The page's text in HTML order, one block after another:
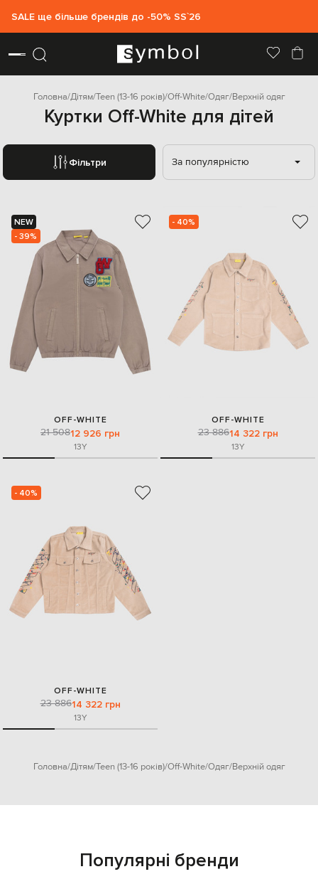
SALE ще більше брендів до -50% SS`26
Головна Дітям Teen (13-16 років) Off-White Одяг Верхній одяг
Куртки Off-White для дітей
Фільтри За популярністю
NEW
- 39%
OFF-WHITE
21 50812 926 грн
13Y
- 40%
OFF-WHITE
23 88614 322 грн
13Y
- 40%
OFF-WHITE
23 88614 322 грн
13Y
Головна Дітям Teen (13-16 років) Off-White Одяг Верхній одяг
Популярні бренди